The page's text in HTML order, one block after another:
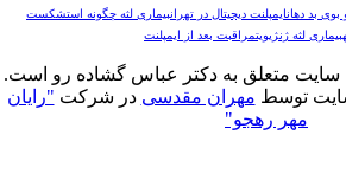
ایمپلنت دیجیتال در تهرانبیماری لثه چگونه استشکست
مراقبت بعد از ایمپلنت
به دکتر عباس گشاده رو است.
مهران مقدسیدر شرکت"رایان
رهجو"